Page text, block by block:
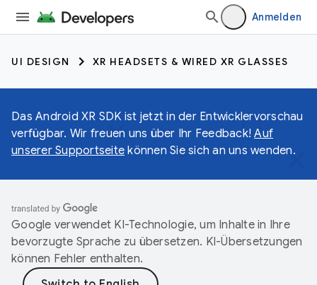
Anmelden
UI DESIGN XR HEADSETS & WIRED XR GLASSES
Das Android XR SDK ist jetzt in der Entwicklervorschau
verfügbar. Wir freuen uns über Ihr Feedback!Auf
unserer Supportseite können Sie sich an uns wenden.
Google verwendet KI-Technologie, um Inhalte in Ihre
bevorzugte Sprache zu übersetzen. KI-Übersetzungen
können Fehler enthalten.